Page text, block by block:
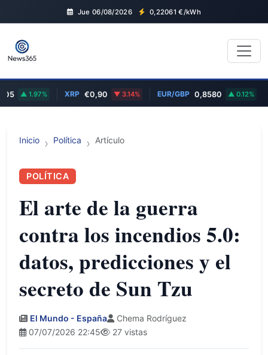
Jue 06/08/2026 0,22061 €/kWh
1.97% XRP €0,90 3.14% EUR/GBP 0,8580 0.12%
Inicio Política Artículo
POLÍTICA
El arte de la guerra
contra los incendios 5.0:
datos, predicciones y el
secreto de Sun Tzu
El Mundo - España
Chema Rodríguez
07/07/2026 22:45
27 vistas